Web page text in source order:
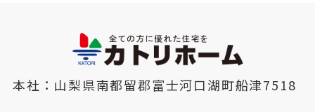
本社：山梨県南都留郡富士河口湖町船津7518